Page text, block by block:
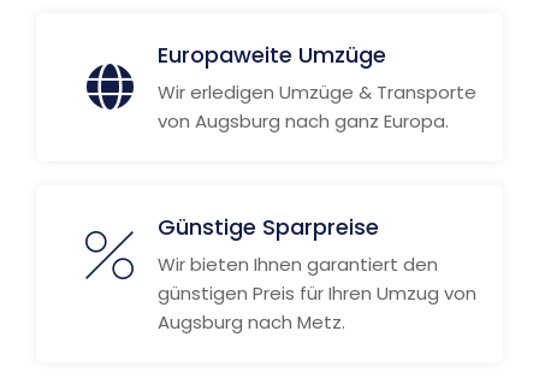
Europaweite Umzüge
Wir erledigen Umzüge & Transporte
von Augsburg nach ganz Europa.
Günstige Sparpreise
Wir bieten Ihnen garantiert den
günstigen Preis für Ihren Umzug von
Augsburg nach Metz.